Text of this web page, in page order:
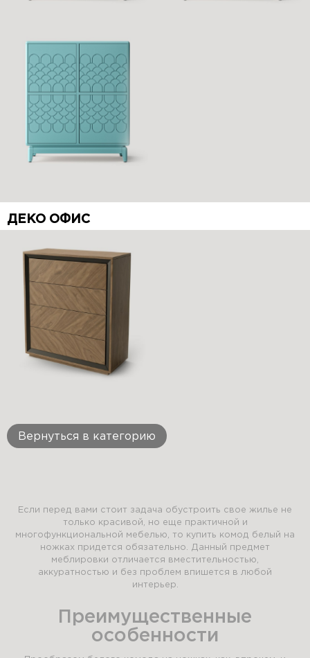
ДЕКО ОФИС
Вернуться в категорию
Если перед вами стоит задача обустроить свое жилье не
только красивой, но еще практичной и
многофункциональной мебелью, то купить комод белый на
ножках придется обязательно. Данный предмет
меблировки отличается вместительностью,
аккуратностью и без проблем впишется в любой
интерьер.
Преимущественные
особенности